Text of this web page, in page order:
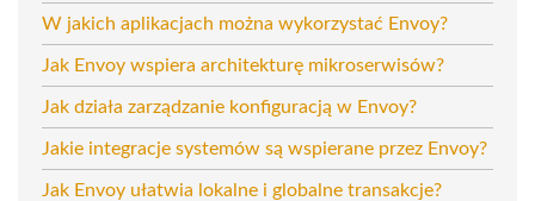
W jakich aplikacjach można wykorzystać Envoy?
Jak Envoy wspiera architekturę mikroserwisów?
Jak działa zarządzanie konfiguracją w Envoy?
Jakie integracje systemów są wspierane przez Envoy?
Jak Envoy ułatwia lokalne i globalne transakcje?